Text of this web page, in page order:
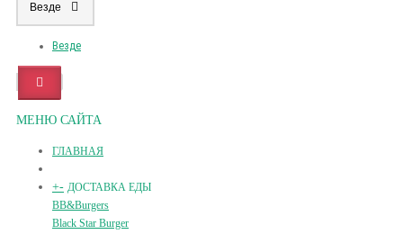
Везде
Везде
МЕНЮ САЙТА
ГЛАВНАЯ
+- ДОСТАВКА ЕДЫ
BB&Burgers
Black Star Burger